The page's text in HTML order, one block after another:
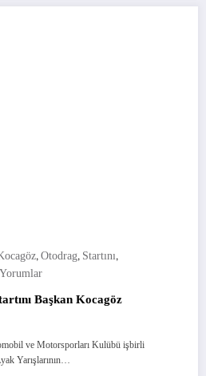
, Otodrag, Startını,
Başkan Kocagöz
ve Motorsporları Kulübü işbirli
Yarışlarının…